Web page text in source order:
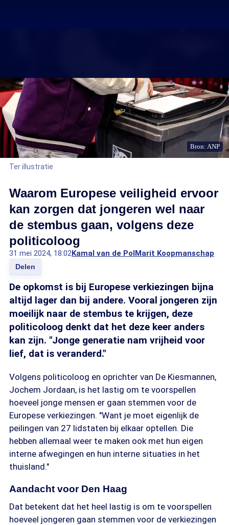
Bron: ANP
Ter illustratie
Waarom Europese veiligheid ervoor
kan zorgen dat jongeren wel naar
de stembus gaan, volgens deze
politicoloog
31 mei 2024, 18:02Kamal van de PolMarit Koopmanschap
Delen
De opkomst is bij Europese verkiezingen bijna
altijd lager dan bij andere. Vooral jongeren zijn
moeilijk naar de stembus te krijgen, deze
politicoloog denkt dat het deze keer anders
kan zijn. "Jonge generatie nam vrijheid voor
lief, dat is veranderd."
Volgens politicoloog en oprichter van De Kiesmannen,
Jochem Jordaan, is het lastig om te voorspellen
hoeveel jonge mensen er gaan stemmen voor de
Europese verkiezingen. "Want je moet eigenlijk de
peilingen van 27 lidstaten bij elkaar optellen. Die
hebben allemaal weer te maken ook met hun eigen
interne afwegingen en hun interne situaties in het
thuisland."
Aandacht voor Den Haag
Dat betekent dat het heel lastig is om te voorspellen
hoeveel jongeren gaan stemmen voor de verkiezingen